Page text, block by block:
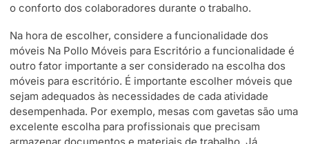
o conforto dos colaboradores durante o trabalho.
Na hora de escolher, considere a funcionalidade dos
móveis Na Pollo Móveis para Escritório a funcionalidade é
outro fator importante a ser considerado na escolha dos
móveis para escritório. É importante escolher móveis que
sejam adequados às necessidades de cada atividade
desempenhada. Por exemplo, mesas com gavetas são uma
excelente escolha para profissionais que precisam